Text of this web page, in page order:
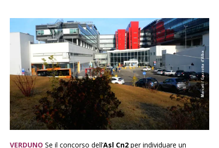
VERDUNO Se il concorso dell’Asl Cn2 per individuare un